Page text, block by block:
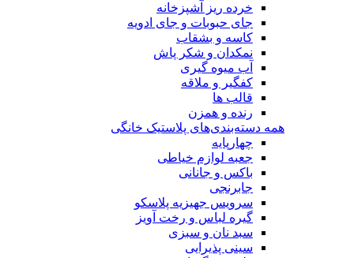
خرده ریز آشپزخانه
جای حبوبات و جای ادویه
کاسه و بشقاب
نمکدان و شکر پاش
آب میوه گیری
کفگیر و ملاقه
قالب ها
رنده و همزن
همه دسته‌بندی‌های پلاستیک خانگی
چهارپایه
جعبه لوازم خیاطی
باکس و جانانی
جابرنجی
سرویس جهیزیه پلاسکو
گیره لباس و رخت آویز
سبد نان و سبزی
سینی پذیرایی